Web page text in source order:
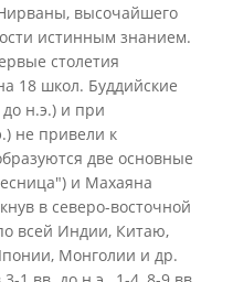
высочайшего
истинным знанием.
столетия
18 школ. Буддийские
н.э.) и при
не привели к
две основные
и Махаяна
в северо-восточной
всей Индии, Китаю,
Монголии и др.